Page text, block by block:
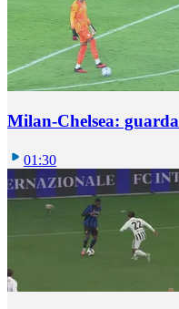
Milan-Chelsea:
01:30